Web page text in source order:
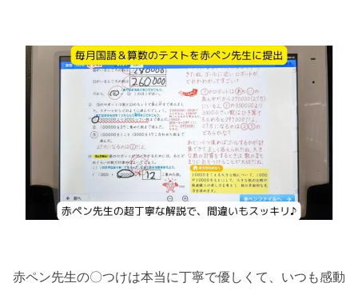
赤ペン先生の〇つけは本当に丁寧で優しくて、いつも感動